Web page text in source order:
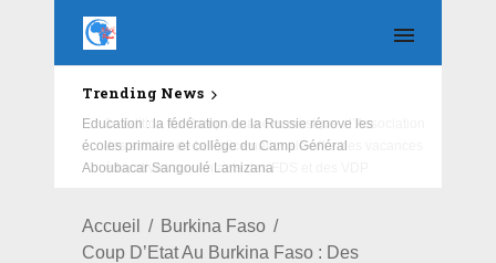
Trending News
Education : la fédération de la Russie rénove les
écoles primaire et collège du Camp Général
Aboubacar Sangoulé Lamizana
Accueil
Burkina Faso
Coup D’Etat Au Burkina Faso : Des